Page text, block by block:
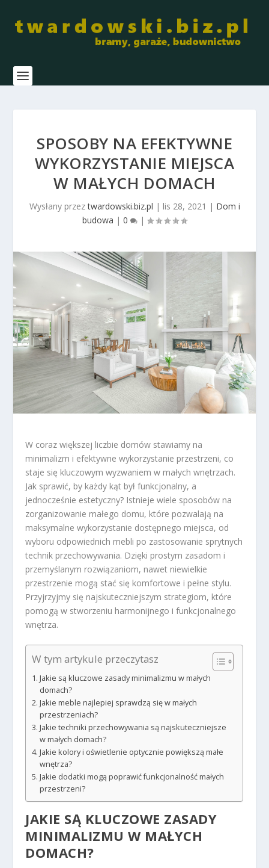
SPOSOBY NA EFEKTYWNE
WYKORZYSTANIE MIEJSCA
W MAŁYCH DOMACH
Wysłany przeztwardowski.biz.pl | lis 28, 2021 | Dom i
budowa | 0 |
W coraz większej liczbie domów stawiamy na
minimalizm i efektywne wykorzystanie przestrzeni, co
staje się kluczowym wyzwaniem w małych wnętrzach.
Jak sprawić, by każdy kąt był funkcjonalny, a
jednocześnie estetyczny? Istnieje wiele sposobów na
zorganizowanie małego domu, które pozwalają na
maksymalne wykorzystanie dostępnego miejsca, od
wyboru odpowiednich mebli po zastosowanie sprytnych
technik przechowywania. Dzięki prostym zasadom i
przemyślanym rozwiązaniom, nawet niewielkie
przestrzenie mogą stać się komfortowe i pełne stylu.
Przyjrzyjmy się najskuteczniejszym strategiom, które
pomogą w stworzeniu harmonijnego i funkcjonalnego
wnętrza.
W tym artykule przeczytasz
Jakie są kluczowe zasady minimalizmu w małych
domach?
Jakie meble najlepiej sprawdzą się w małych
przestrzeniach?
Jakie techniki przechowywania są najskuteczniejsze
w małych domach?
Jakie kolory i oświetlenie optycznie powiększą małe
wnętrza?
Jakie dodatki mogą poprawić funkcjonalność małych
przestrzeni?
JAKIE SĄ KLUCZOWE ZASADY
MINIMALIZMU W MAŁYCH
DOMACH?